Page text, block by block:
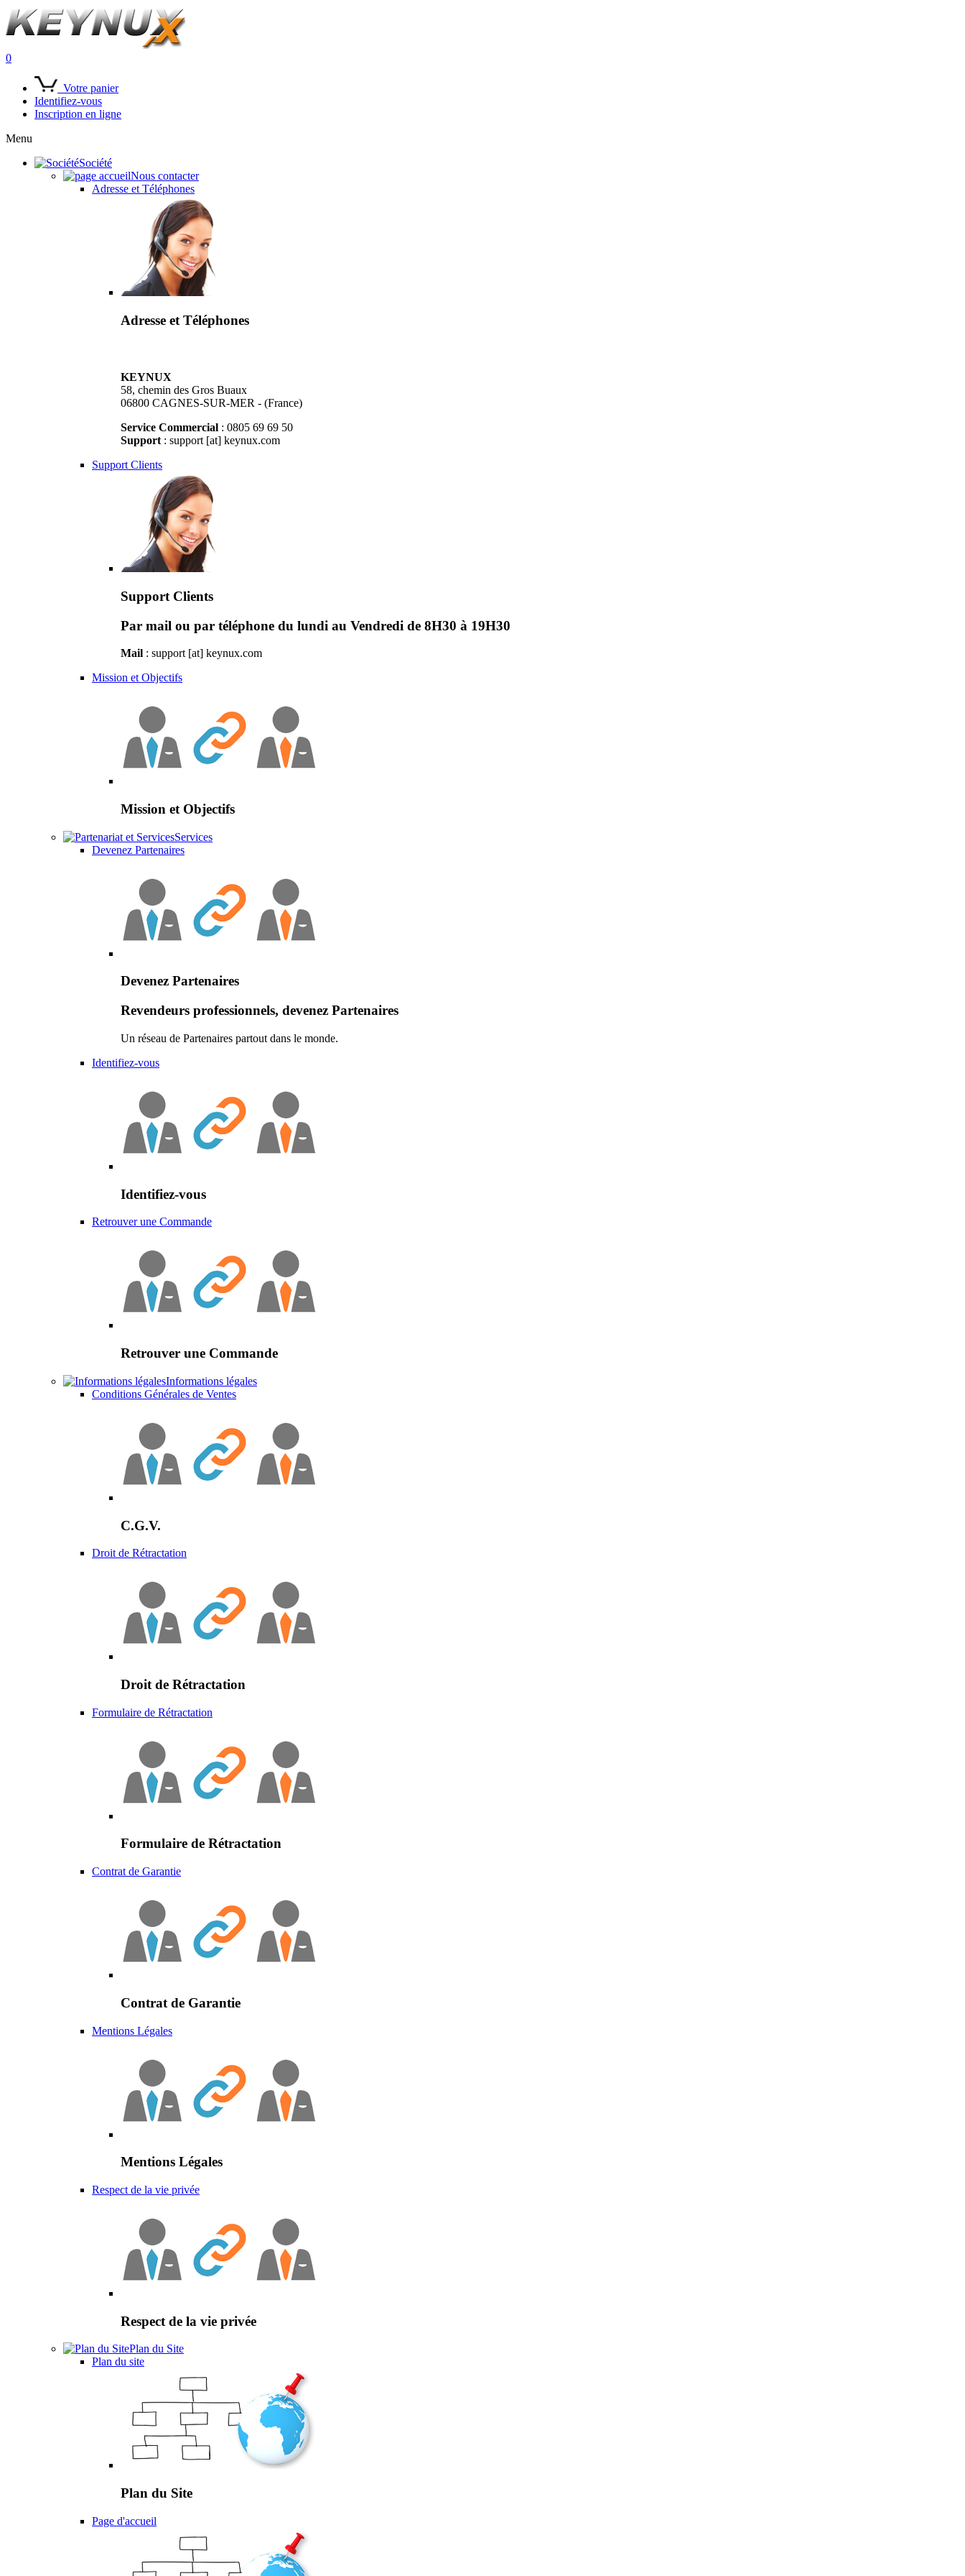
0
Votre panier
Identifiez-vous
Inscription en ligne
Menu
Société
Nous contacter
Adresse et Téléphones
Adresse et Téléphones
KEYNUX
58, chemin des Gros Buaux
06800 CAGNES-SUR-MER - (France)
Service Commercial : 0805 69 69 50
Support : support [at] keynux.com
Support Clients
Support Clients
Par mail ou par téléphone du lundi au Vendredi de 8H30 à 19H30
Mail : support [at] keynux.com
Mission et Objectifs
Mission et Objectifs
Services
Devenez Partenaires
Devenez Partenaires
Revendeurs professionnels, devenez Partenaires
Un réseau de Partenaires partout dans le monde.
Identifiez-vous
Identifiez-vous
Retrouver une Commande
Retrouver une Commande
Informations légales
Conditions Générales de Ventes
C.G.V.
Droit de Rétractation
Droit de Rétractation
Formulaire de Rétractation
Formulaire de Rétractation
Contrat de Garantie
Contrat de Garantie
Mentions Légales
Mentions Légales
Respect de la vie privée
Respect de la vie privée
Plan du Site
Plan du site
Plan du Site
Page d'accueil